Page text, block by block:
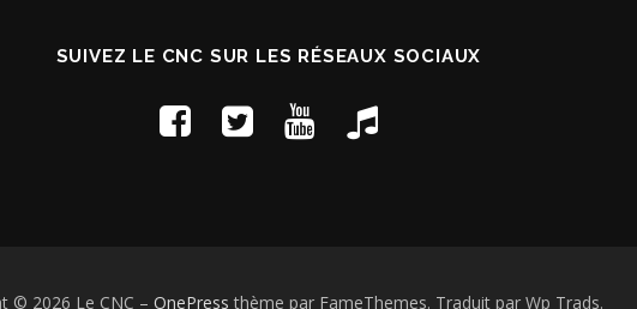
SUIVEZ LE CNC SUR LES RÉSEAUX SOCIAUX
© 2026 Le CNC – OnePress thème par FameThemes. Traduit par Wp Trads.